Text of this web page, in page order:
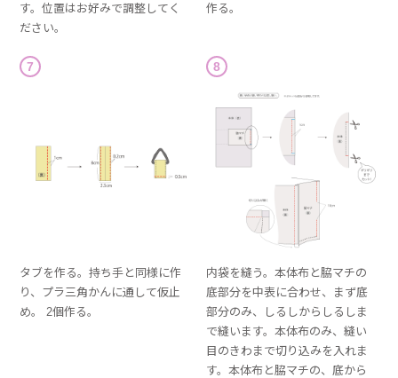
す。位置はお好みで調整してく
ださい。
作る。
7
タブを作る。持ち手と同様に作
り、プラ三角かんに通して仮止
め。 2個作る。
8
内袋を縫う。本体布と脇マチの
底部分を中表に合わせ、まず底
部分のみ、しるしからしるしま
で縫います。本体布のみ、縫い
目のきわまで切り込みを入れま
す。本体布と脇マチの、底から